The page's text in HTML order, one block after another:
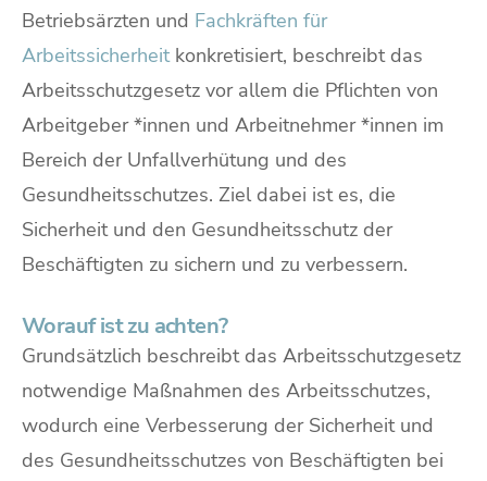
Betriebsärzten und Fachkräften für
Arbeitssicherheitkonkretisiert, beschreibt das
Arbeitsschutzgesetz vor allem die Pflichten von
Arbeitgeber *innen und Arbeitnehmer *innen im
Bereich der Unfallverhütung und des
Gesundheitsschutzes. Ziel dabei ist es, die
Sicherheit und den Gesundheitsschutz der
Beschäftigten zu sichern und zu verbessern.
Worauf ist zu achten?
Grundsätzlich beschreibt das Arbeitsschutzgesetz
notwendige Maßnahmen des Arbeitsschutzes,
wodurch eine Verbesserung der Sicherheit und
des Gesundheitsschutzes von Beschäftigten bei